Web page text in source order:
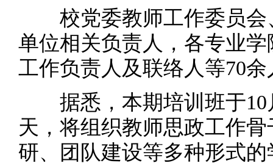
校党委教师工作委员会
单位相关负责人，各专业
工作负责人及联络人等70
据悉，本期培训班于10
天，将组织教师思政工作
研、团队建设等多种形式